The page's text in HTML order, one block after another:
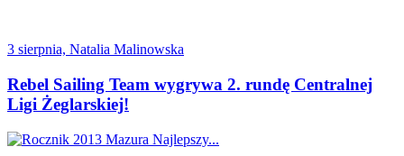
3 sierpnia, Natalia Malinowska
Rebel Sailing Team wygrywa 2. rundę Centralnej
Ligi Żeglarskiej!